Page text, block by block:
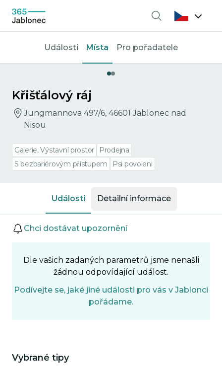
Vyhledávání
Události Místa Pro pořadatele
Křišťálový ráj
Jungmannova 497/6, 46601 Jablonec nad
Nisou
Galerie, Výstavní prostor
Prodejna
S bezbariérovým přístupem
Psi povoleni
Události Detailní informace
Události
Chci dostávat upozornění
Dle vašich zadaných parametrů jsme nenašli
žádnou odpovídající událost.
Podívejte se, jaké jiné události pro vás v Jablonci
pořádame.
Vybrané tipy